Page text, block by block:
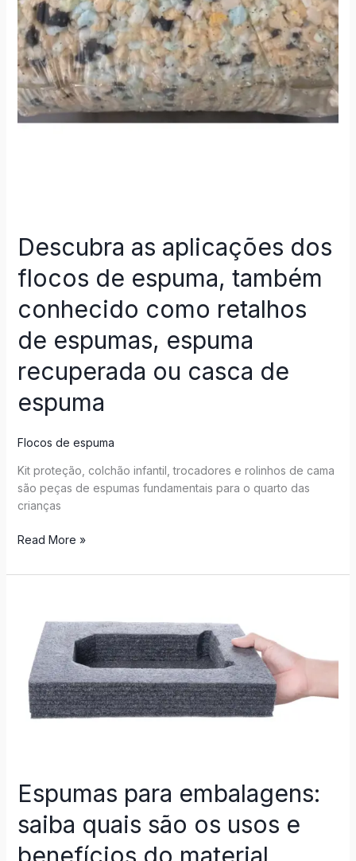
Descubra as aplicações dos
flocos de espuma, também
conhecido como retalhos
de espumas, espuma
recuperada ou casca de
espuma
Flocos de espuma
Kit proteção, colchão infantil, trocadores e rolinhos de cama
são peças de espumas fundamentais para o quarto das
crianças
Read More »
Espumas para embalagens:
saiba quais são os usos e
embalagens:
saiba
quais
são
os
usos
material